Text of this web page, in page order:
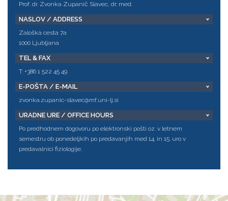
Prof. dr. Zvonka Zupanič Slavec, dr. med.
NASLOV / ADDRESS
Zaloška cesta 7a
1000 Ljubljana
TEL & FAX
T: +386 1 522 45 49
E-POŠTA / E-MAIL
zvonka.zupanic-slavec@mf.uni-lj.si
URADNE URE / OFFICE HOURS
Po predhodnem dogovoru po elektronski pošti oz. v letnem
semestru ob ponedeljkih po predavanjih med 14. in 15. uro v
predavalnici fiziologije.